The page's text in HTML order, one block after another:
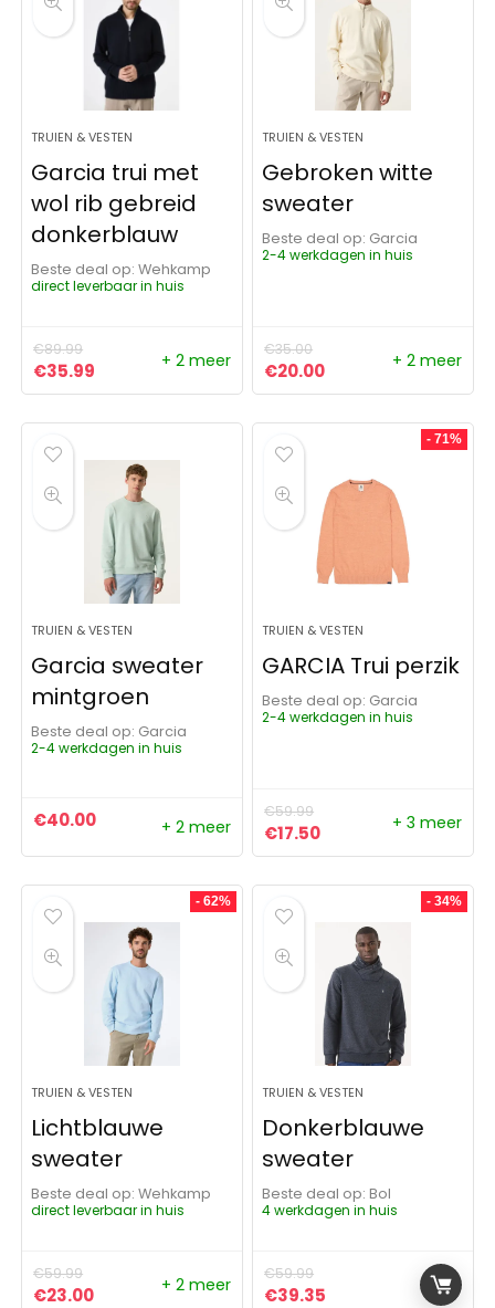
TRUIEN & VESTEN
Garcia trui met
wol rib gebreid
donkerblauw
Beste deal op:
Wehkamp
direct leverbaar in huis
€89.99
Oorspronkelijke prijs was: €89.99.
€35.99 Huidige prijs is: €35.99.
+ 2 meer
TRUIEN & VESTEN
Gebroken witte
sweater
Beste deal op:
Garcia
2-4 werkdagen in huis
€35.00
Oorspronkelijke prijs
€20.00Huidige prijs is:
+ 2 meer
TRUIEN & VESTEN
Garcia sweater
mintgroen
Beste deal op:
Garcia
2-4 werkdagen in huis
€40.00 + 2 meer
- 71%
TRUIEN & VESTEN
GARCIA Trui perzik
Beste deal op:
Garcia
2-4 werkdagen in huis
€59.99
Oorspronkelijke prijs
€17.50Huidige prijs is:
+ 3 meer
- 62%
TRUIEN & VESTEN
Lichtblauwe
sweater
Beste deal op:
Wehkamp
direct leverbaar in huis
€59.99
Oorspronkelijke prijs was: €59.99.
€23.00Huidige prijs is: €23.00.
+ 2 meer
- 34%
TRUIEN & VESTEN
Donkerblauwe
sweater
Beste deal op:
Bol
4 werkdagen in huis
€59.99
Oorspronkelijke prijs
€39.35 Huidige prijs is: